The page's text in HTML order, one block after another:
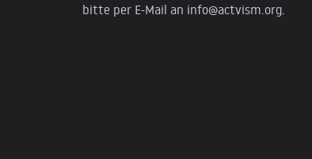
bitte per E-Mail an info@actvism.org